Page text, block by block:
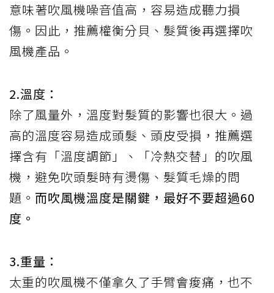
意味著吹風機噪音值高，容易造成聽力損
傷。因此，推薦權衡分貝、髮質後再選擇吹
風機產品。
2.溫度：
除了風量外，溫度對髮質的影響也很大。過
高的溫度容易造成頭髮、頭皮受損，推薦選
擇含有「溫度調節」、「冷熱交替」的吹風
機，避免吹頭髮時有燙傷、髮質毛燥的問
題。 而吹風機溫度是關鍵，最好不要超過60
度。
3.重量：
太重的吹風機不僅拿久了手臂會痠痛，也不